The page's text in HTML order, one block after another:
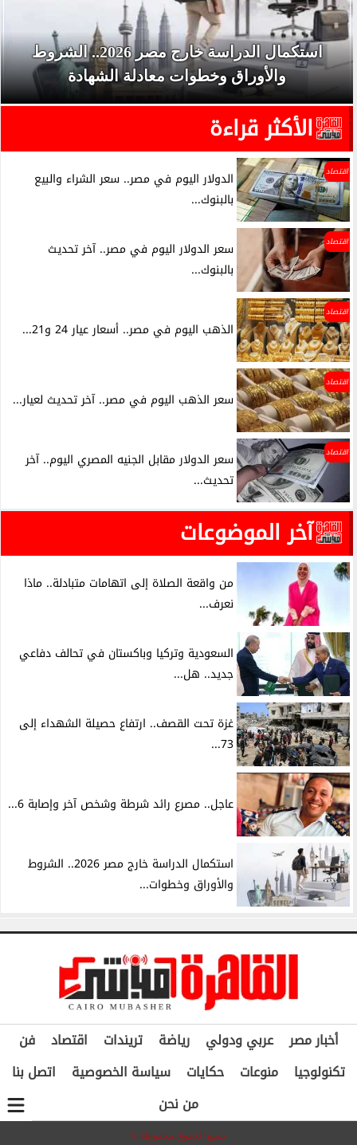
استكمال الدراسة خارج مصر 2026.. الشروط
والأوراق وخطوات معادلة الشهادة
الأكثر قراءة
اقتصاد
الدولار اليوم في مصر.. سعر الشراء والبيع
بالبنوك...
اقتصاد
سعر الدولار اليوم في مصر.. آخر تحديث
بالبنوك...
اقتصاد
الذهب اليوم في مصر.. أسعار عيار 24 و21...
اقتصاد
سعر الذهب اليوم في مصر.. آخر تحديث لعيار...
اقتصاد
سعر الدولار مقابل الجنيه المصري اليوم.. آخر
تحديث...
آخر الموضوعات
من واقعة الصلاة إلى اتهامات متبادلة.. ماذا
نعرف...
السعودية وتركيا وباكستان في تحالف دفاعي
جديد.. هل...
غزة تحت القصف.. ارتفاع حصيلة الشهداء إلى
73...
عاجل.. مصرع رائد شرطة وشخص آخر وإصابة 6...
استكمال الدراسة خارج مصر 2026.. الشروط
والأوراق وخطوات...
أخبار مصر عربي ودولي رياضة تريندات اقتصاد
فن
تكنولوجيا
منوعات حكايات سياسة الخصوصية
اتصل بنا
من نحن
جميع الحقوق محفوظة ©